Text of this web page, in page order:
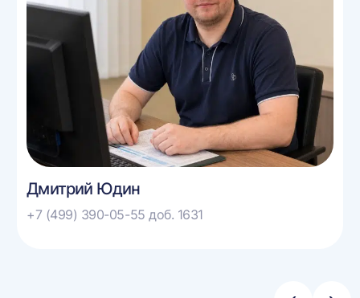
Дмитрий Юдин
+7 (499) 390-05-55 доб. 1631